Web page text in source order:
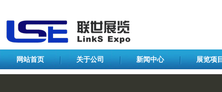
网站首页 关于公司 新闻中心 展览项